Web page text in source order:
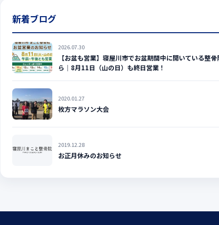
新着ブログ
2026.07.30
【お盆も営業】寝屋川市でお盆期間中に開いている整
ら｜8月11日（山の日）も終日営業！
2020.01.27
枚方マラソン大会
2019.12.28
お正月休みのお知らせ